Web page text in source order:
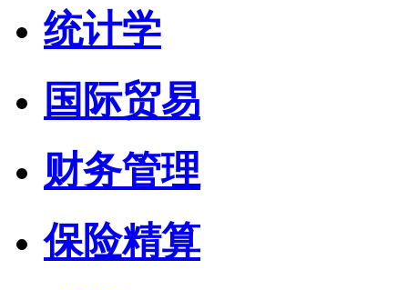
统计学
国际贸易
财务管理
保险精算